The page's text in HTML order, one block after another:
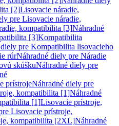
[2]Lisovacie náradie,
pre Lisovacie náradie,
kompatibilita [3]Náhradné
[3]Kompatibilita
pre Kompatibilita lisovacieho
rúrNáhradné diely pre Náradie
skúškuNáhradné diely pre
prístrojeNáhradné diely pre
kompatibilita [1]Náhradné
[1]Lisovacie prístroje,
Lisovacie prístroje,
kompatibilita [2XL]Náhradné